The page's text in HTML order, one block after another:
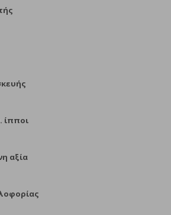
ίπποι
αξία